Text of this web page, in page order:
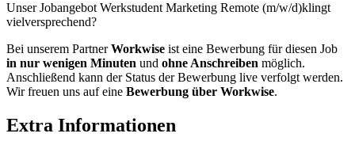
Unser Jobangebot Werkstudent Marketing Remote (m/w/d)klingt
vielversprechend?
Bei unserem PartnerWorkwise ist eine Bewerbung für diesen Job
in nur wenigen Minuten und ohne Anschreiben möglich.
Anschließend kann der Status der Bewerbung live verfolgt werden.
Wir freuen uns auf eine Bewerbung über Workwise.
Extra Informationen